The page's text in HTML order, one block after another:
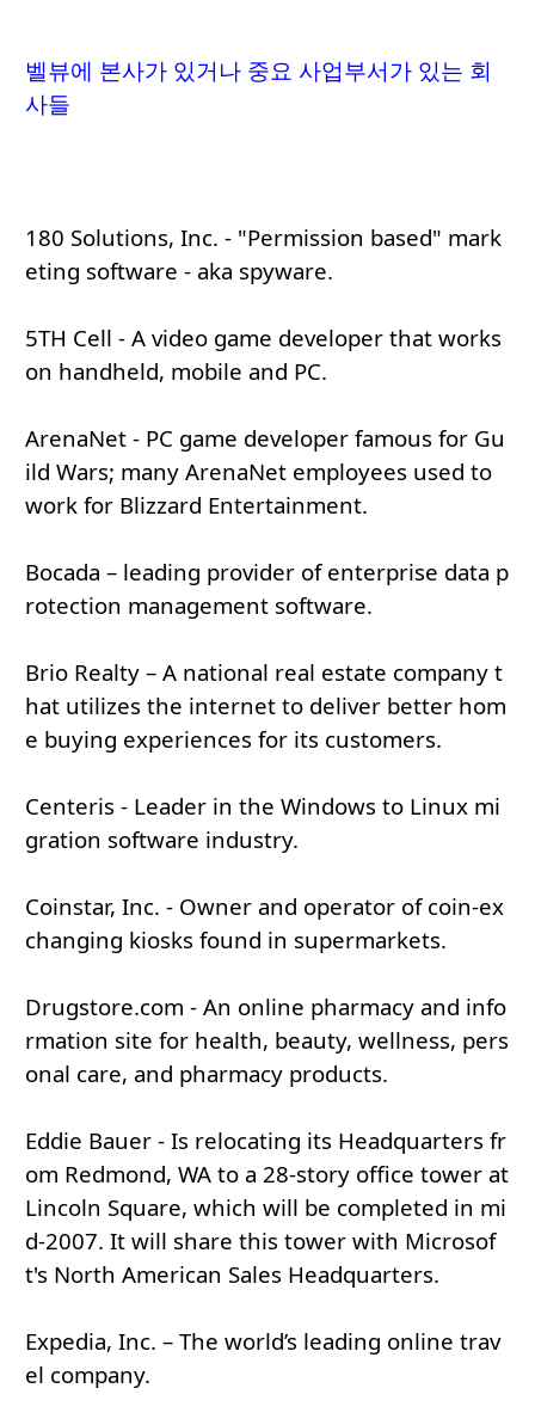
벨뷰에 본사가 있거나 중요 사업부서가 있는 회
사들
180 Solutions, Inc. - "Permission based" mark
eting software - aka spyware.
5TH Cell - A video game developer that works
on handheld, mobile and PC.
ArenaNet - PC game developer famous for Gu
ild Wars; many ArenaNet employees used to
work for Blizzard Entertainment.
Bocada – leading provider of enterprise data p
rotection management software.
Brio Realty – A national real estate company t
hat utilizes the internet to deliver better hom
e buying experiences for its customers.
Centeris - Leader in the Windows to Linux mi
gration software industry.
Coinstar, Inc. - Owner and operator of coin-ex
changing kiosks found in supermarkets.
Drugstore.com - An online pharmacy and info
rmation site for health, beauty, wellness, pers
onal care, and pharmacy products.
Eddie Bauer - Is relocating its Headquarters fr
om Redmond, WA to a 28-story office tower at
Lincoln Square, which will be completed in mi
d-2007. It will share this tower with Microsof
t's North American Sales Headquarters.
Expedia, Inc. – The world’s leading online trav
el company.